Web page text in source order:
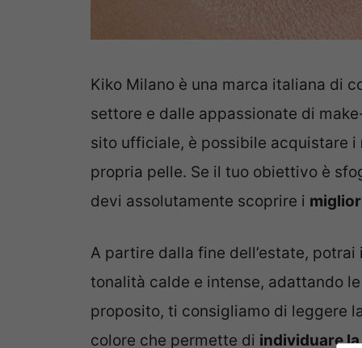
Kiko Milano è una marca italiana di
settore e dalle appassionate di
sito ufficiale, è possibile acquistare i
propria pelle. Se il tuo obiettivo è
devi assolutamente scoprire i
A partire dalla fine dell’estate,
tonalità calde e intense, adattando
proposito, ti consigliamo di leggere
colore che permette di individuare